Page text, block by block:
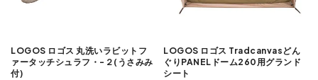
LOGOS ロゴス 丸洗いラビットフ
ァータッチシュラフ・-２(うさみみ
付)
LOGOS ロゴス Tradcanvasどん
ぐりPANELドーム260用グランド
シート